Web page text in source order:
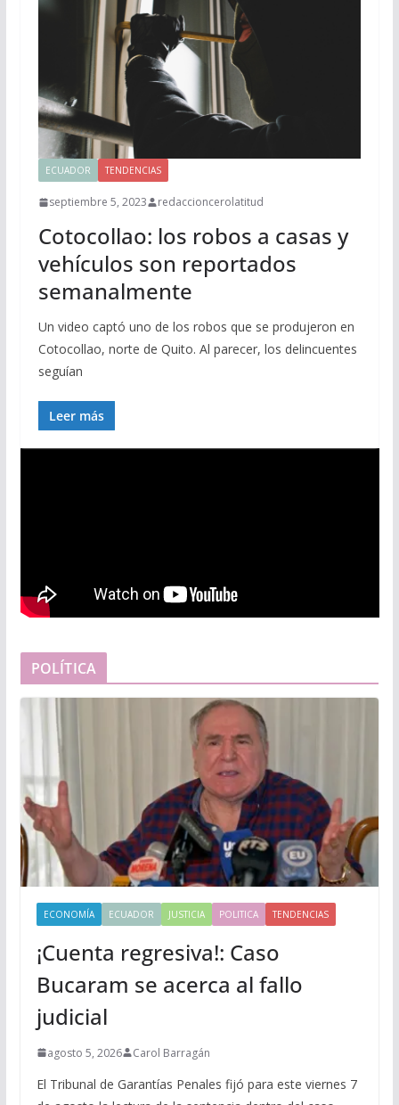
ECUADOR TENDENCIAS
septiembre 5, 2023 redaccioncerolatitud
Cotocollao: los robos a casas y
vehículos son reportados
semanalmente
Un video captó uno de los robos que se produjeron en
Cotocollao, norte de Quito. Al parecer, los delincuentes
seguían
Leer más
POLÍTICA
ECONOMÍA ECUADOR JUSTICIA POLITICA TENDENCIAS
¡Cuenta regresiva!: Caso
Bucaram se acerca al fallo
judicial
agosto 5, 2026 Carol Barragán
El Tribunal de Garantías Penales fijó para este viernes 7